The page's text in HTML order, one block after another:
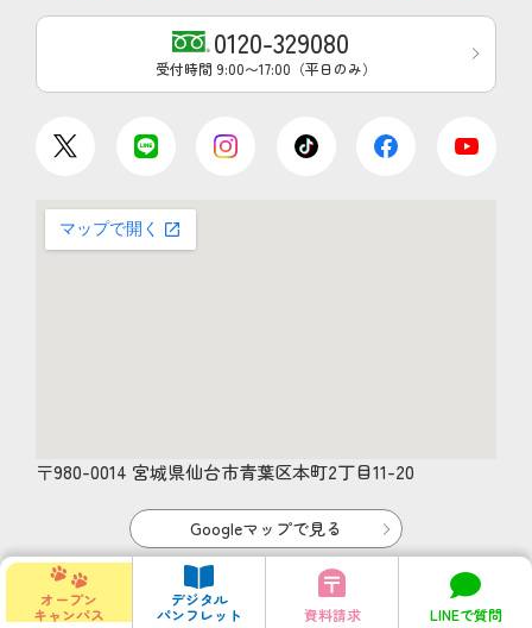
0120-329080
受付時間 9:00〜17:00（平日のみ）
〒980-0014 宮城県仙台市青葉区本町2丁目11-20
Googleマップで見る
オープン
キャンパス
デジタル
パンフレット 資料請求 LINEで質問